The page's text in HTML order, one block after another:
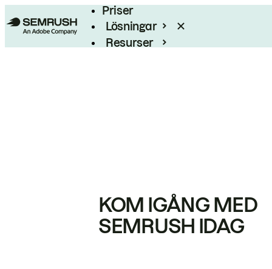
Priser
Lösningar
Resurser
KOM IGÅNG MED
SEMRUSH IDAG